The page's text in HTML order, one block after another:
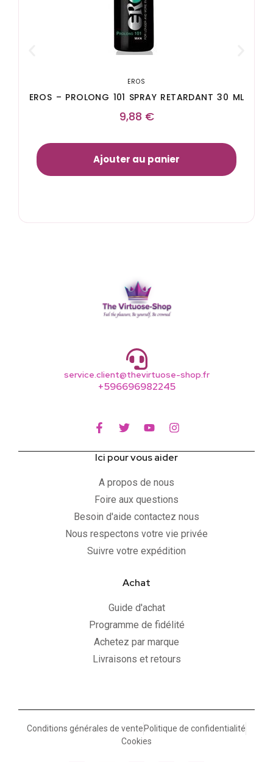
EROS
EROS – PROLONG 101 SPRAY RETARDANT 30 ML
9,88 €
Ajouter au panier
service.client@thevirtuose-shop.fr
+596696982245
Ici pour vous aider
A propos de nous
Foire aux questions
Besoin d'aide contactez nous
Nous respectons votre vie privée
Suivre votre expédition
Achat
Guide d'achat
Programme de fidélité
Achetez par marque
Livraisons et retours
Conditions générales de vente Politique de confidentialité
Cookies